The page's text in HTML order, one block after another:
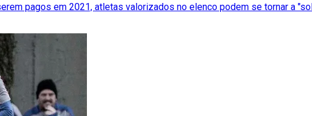
pagos em 2021, atletas valorizados no elenco podem se tornar a